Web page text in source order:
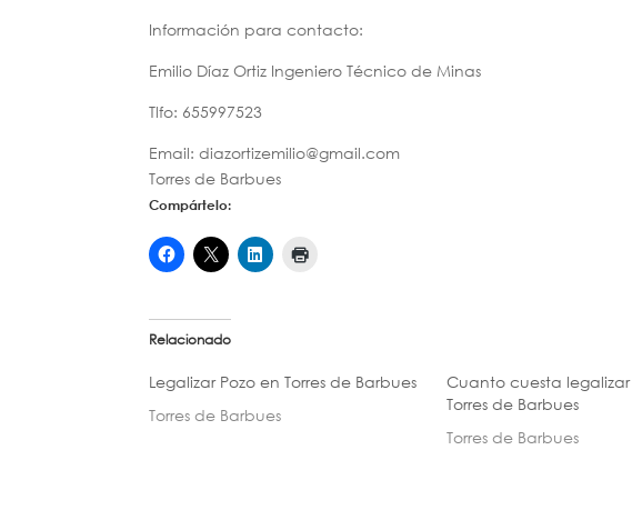
Información para contacto:
Emilio Díaz Ortiz Ingeniero Técnico de Minas
Tlfo: 655997523
Email: diazortizemilio@gmail.com
Torres de Barbues
Compártelo:
Relacionado
Legalizar Pozo en Torres de Barbues
Torres de Barbues
Cuanto cuesta
Torres de Barbues
Torres de Barbues